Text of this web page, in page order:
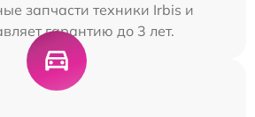
запчасти техники Irbis и
гарантию до 3 лет.